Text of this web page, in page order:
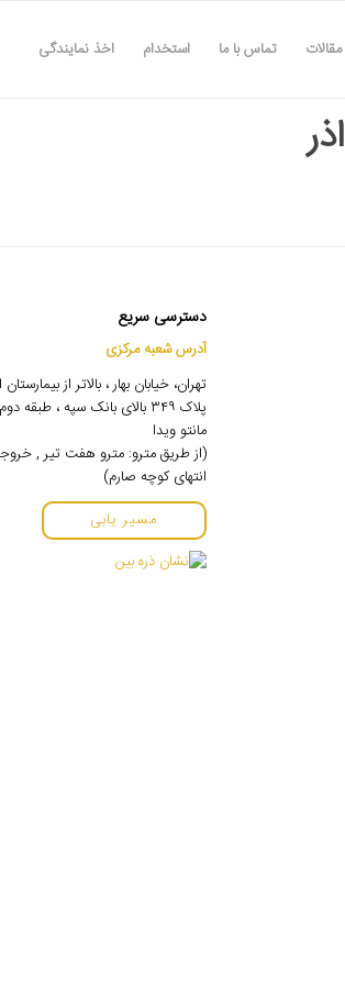
مقالات تماس با ما استخدام اخذ نمایندگی
دسترسی سریع
آدرس شعبه مرکزی
تهران، خیابان بهار ، بالاتر از
پلاک ۳۴۹ بالای بانک سپه ،
مانتو ویدا
(از طریق مترو: مترو هفت تیر ,
انتهای کوچه صارم)
مسیر یابی